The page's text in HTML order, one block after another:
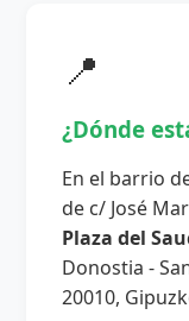
📍
¿Dónde
En el barrio
de c/ José
Plaza del
Donostia -
20010,